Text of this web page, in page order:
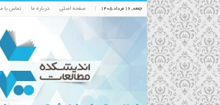
جمعه , ۱۶ مرداد ۱۴۰۵ صفحه اصلی درباره ما تماس با